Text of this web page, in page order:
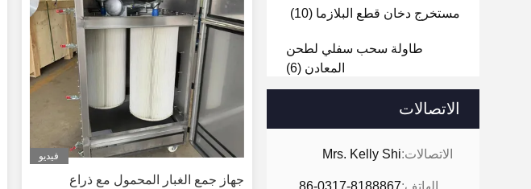
مستخرج دخان قطع البلازما (10)
طاولة سحب سفلي لطحن
المعادن (6)
مدفع الضباب
الاتصالات
الاتصالات:Mrs. Kelly Shi
الهاتف:86-0317-8188867
فيديو
جهاز جمع الغبار المحمول مع ذراع